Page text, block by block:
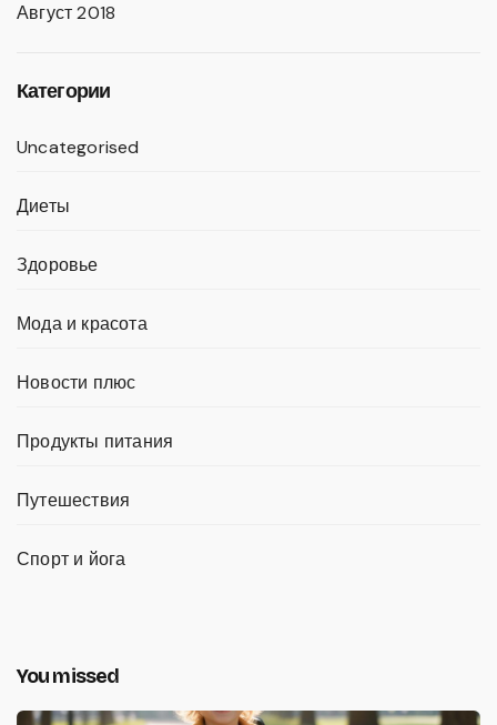
Август 2018
Категории
Uncategorised
Диеты
Здоровье
Мода и красота
Новости плюс
Продукты питания
Путешествия
Спорт и йога
You missed